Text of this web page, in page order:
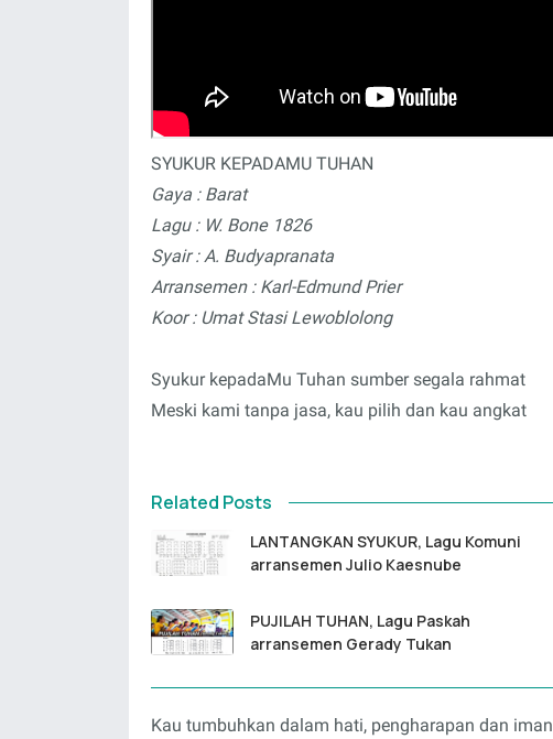
SYUKUR KEPADAMU TUHAN
Gaya : Barat
Lagu : W. Bone 1826
Syair : A. Budyapranata
Arransemen : Karl-Edmund Prier
Koor : Umat Stasi Lewoblolong
Syukur kepadaMu Tuhan sumber segala rahmat
Meski kami tanpa jasa, kau pilih dan kau angkat
Related Posts
LANTANGKAN SYUKUR, Lagu Komuni
arransemen Julio Kaesnube
PUJILAH TUHAN, Lagu Paskah
arransemen Gerady Tukan
Kau tumbuhkan dalam hati, pengharapan dan iman